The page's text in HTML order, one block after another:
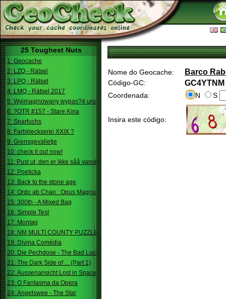
25 Toughest Nuts
1: Geocache
2: LZQ - Rätsel
3: LPQ - Rätsel
4: LMQ - Rätsel 2017
5: Wyimaginowany wypas?4 urodziny
6: ?OTR #157 - Stare Kina
7: Sparfuchs
8: Farbkleckserei XXIX ?
9: Grensgevalletje
10: check it out now!
11: Pust ut, den er ikke såå vanskelig.
12: Poeticka
13: Back to the stone age
14: Ordo ab Chao : Opus Magnum
15: 300th - A Mixed Bag
16: Simple Test
17: Montag
18: NM MULTI COUNTY PUZZLE
19: Divina Comédia
20: Die Pechdose - The Bad Luck Box
21: The Dark Side of ... (Part 1)
22: Aussenansicht Lost in Space
23: O Fantasma da Opera
24: Angelswee - The Star
Nome do Geocache: Barco
Código-GC: GC4YTNM
Coordenada: N S
Insira este código: